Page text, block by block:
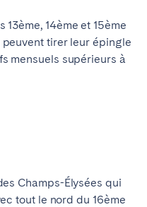
14ème et 15ème
tirer leur épingle
mensuels supérieurs à
Champs-Élysées qui
tout le nord du 16ème